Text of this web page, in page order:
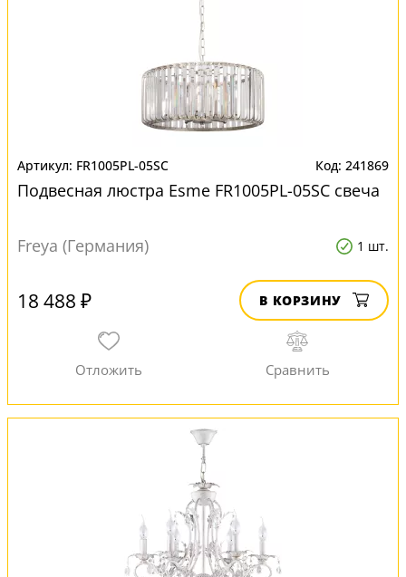
FR1005PL-05SC 241869
Подвесная люстра Esme FR1005PL-05SC свеча
Freya (Германия) 1 шт.
18 488 ₽ В КОРЗИНУ